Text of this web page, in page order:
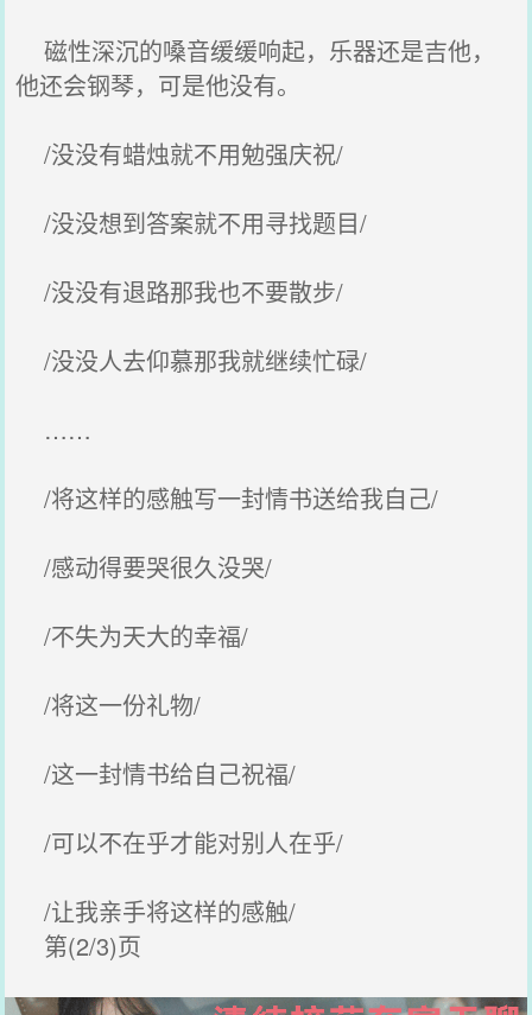
磁性深沉的嗓音缓缓响起，乐器还是吉他，
他还会钢琴，可是他没有。
/没没有蜡烛就不用勉强庆祝/
/没没想到答案就不用寻找题目/
/没没有退路那我也不要散步/
/没没人去仰慕那我就继续忙碌/
……
/将这样的感触写一封情书送给我自己/
/感动得要哭很久没哭/
/不失为天大的幸福/
/将这一份礼物/
/这一封情书给自己祝福/
/可以不在乎才能对别人在乎/
/让我亲手将这样的感触/
第(2/3)页